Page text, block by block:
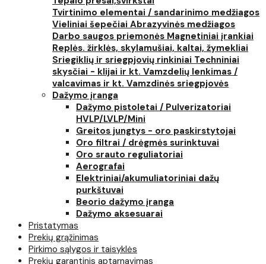
Tvirtinimo elementai / sandarinimo medžiagos
Vieliniai šepečiai Abrazyvinės medžiagos
Darbo saugos priemonės Magnetiniai įrankiai
Replės. žirklės, skylamušiai, kaltai, žymekliai
Sriegiklių ir sriegpjovių rinkiniai Techniniai
skysčiai - klijai ir kt. Vamzdelių lenkimas /
valcavimas ir kt. Vamzdinės sriegpjovės
Dažymo įranga
Dažymo pistoletai / Pulverizatoriai
HVLP/LVLP/Mini
Greitos jungtys - oro paskirstytojai
Oro filtrai / drėgmės surinktuvai
Oro srauto reguliatoriai
Aerografai
Elektriniai/akumuliatoriniai dažų
purkštuvai
Beorio dažymo įranga
Dažymo aksesuarai
Pristatymas
Prekių grąžinimas
Pirkimo sąlygos ir taisyklės
Prekių garantinis aptarnavimas